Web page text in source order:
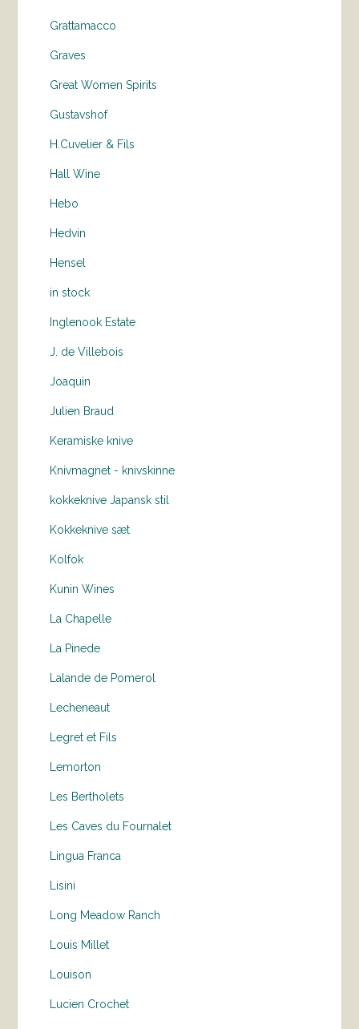
Grattamacco
Graves
Great Women Spirits
Gustavshof
H.Cuvelier & Fils
Hall Wine
Hebo
Hedvin
Hensel
in stock
Inglenook Estate
J. de Villebois
Joaquin
Julien Braud
Keramiske knive
Knivmagnet - knivskinne
kokkeknive Japansk stil
Kokkeknive sæt
Kolfok
Kunin Wines
La Chapelle
La Pinede
Lalande de Pomerol
Lecheneaut
Legret et Fils
Lemorton
Les Bertholets
Les Caves du Fournalet
Lingua Franca
Lisini
Long Meadow Ranch
Louis Millet
Louison
Lucien Crochet